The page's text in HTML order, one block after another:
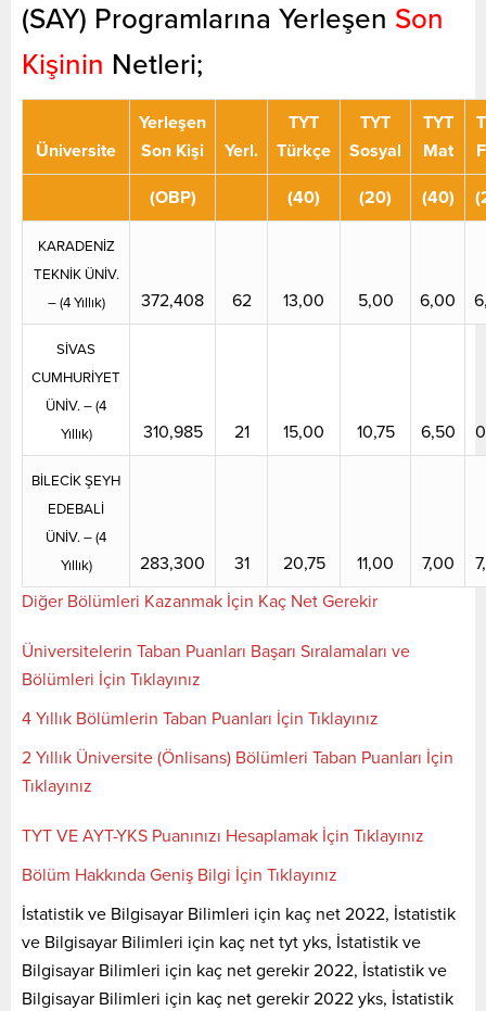
(SAY) Programlarına Yerleşen Son
Kişinin Netleri;
Üniversite
Yerleşen
Son Kişi
Yerl.
TYT
Türkçe
TYT
Sosyal
TYT
Mat
(OBP) (40) (20) (40)
KARADENİZ
TEKNİK ÜNİV.
– (4 Yıllık)
372,408 62 13,00 5,00 6,00
SİVAS
CUMHURİYET
ÜNİV. – (4
Yıllık)
310,985 21 15,00 10,75 6,50
BİLECİK ŞEYH
EDEBALİ
ÜNİV. – (4
Yıllık)
283,300 31 20,75 11,00 7,00
Diğer Bölümleri Kazanmak İçin Kaç Net Gerekir
Üniversitelerin Taban Puanları Başarı Sıralamaları ve
Bölümleri İçin Tıklayınız
4 Yıllık Bölümlerin Taban Puanları İçin Tıklayınız
2 Yıllık Üniversite (Önlisans) Bölümleri Taban Puanları İçin
Tıklayınız
TYT VE AYT-YKS Puanınızı Hesaplamak İçin Tıklayınız
Bölüm Hakkında Geniş Bilgi İçin Tıklayınız
İstatistik ve Bilgisayar Bilimleri için kaç net 2022, İstatistik
ve Bilgisayar Bilimleri için kaç net tyt yks, İstatistik ve
Bilgisayar Bilimleri için kaç net gerekir 2022, İstatistik ve
Bilgisayar Bilimleri için kaç net gerekir 2022 yks, İstatistik